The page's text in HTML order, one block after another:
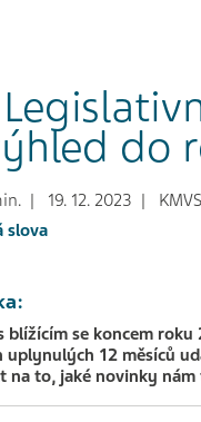
do
| 19. 12. 2023 |
slova
blížícím se koncem
uplynulých 12 měsíců
na to, jaké novinky